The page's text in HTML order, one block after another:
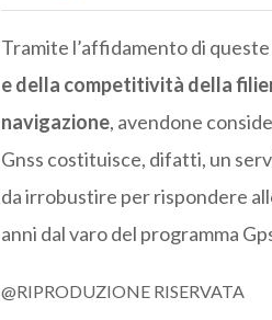
Tramite l’affidamento di
e della competitività della
navigazione, avendone
Gnss costituisce, difatti, un
da irrobustire per rispondere
anni dal varo del programma
@RIPRODUZIONE RISERVATA